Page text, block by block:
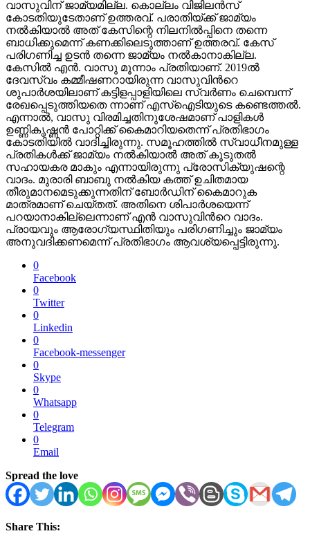
വാസുവിന് ജാമ്യമില്ല. കൊല്ലം വിജിലൻസ്
കോടതിയുടേതാണ് ഉത്തരവ്. പരാതിയ്ക്ക് ജാമ്യം
നൽകിയാൽ അത് കേസിന്റെ നിലനിൽപ്പിനെ തന്നെ
ബാധിക്കുമെന്ന് കണക്കിലെടുത്താണ് ഉത്തരവ്. കേസ്
പരിഗണിച്ച ഉടൻ തന്നെ ജാമ്യം നൽകാനാകില്ല.
കേസിൽ എൻ. വാസു മൂന്നാം പ്രതിയാണ്. 2019ൽ
ദേവസ്വം കമ്മീഷണറായിരുന്ന വാസുവിന്‍റെ
ശുപാർശയിലാണ് കട്ടിളപ്പാളിയിലെ സ്വർണം ചെമ്പെന്ന്
രേഖപ്പെടുത്തിയതെ ന്നാണ് എസ്ഐടിയുടെ കണ്ടെത്തൽ.
എന്നാൽ, വാസു വിരമിച്ചതിനുശേഷമാണ് പാളികൾ
ഉണ്ണികൃഷ്ണൻ പോറ്റിക്ക് കൈമാറിയതെന്ന് പ്രതിഭാഗം
കോടതിയിൽ വാദിച്ചിരുന്നു. സമൂഹത്തിൽ സ്വാധീനമുള്ള
പ്രതികൾക്ക് ജാമ്യം നൽകിയാൽ അത് കൂടുതൽ
സഹായകര മാകും എന്നായിരുന്നു പ്രോസിക്യുഷന്റെ
വാദം. മുരാരി ബാബു നൽകിയ കത്ത് ഉചിതമായ
തീരുമാനമെടുക്കുന്നതിന് ബോർഡിന് കൈമാറുക
മാത്രമാണ് ചെയ്തത്. അതിനെ ശിപാർശയെന്ന്
പറയാനാകില്ലെന്നാണ് എൻ വാസുവിന്‍റെ വാദം.
പ്രായവും ആരോഗ്യസ്ഥിതിയും പരിഗണിച്ചും ജാമ്യം
അനുവദിക്കണമെന്ന് പ്രതിഭാഗം ആവശ്യപ്പെട്ടിരുന്നു.
0
Facebook
0
Twitter
0
Linkedin
0
Facebook-messenger
0
Skype
0
Whatsapp
0
Telegram
0
Email
Spread the love
Share This: